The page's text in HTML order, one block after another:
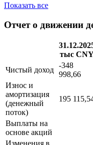
Показать все
Отчет о движении
тыс
Чистый доход
-348
998,66
Износ и
амортизация
(денежный
поток)
195
Выплаты на
основе акций